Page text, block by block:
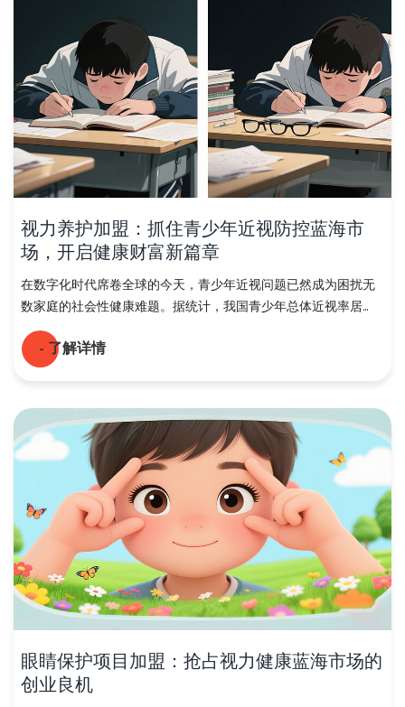
视力养护加盟：抓住青少年近视防控蓝海市
场，开启健康财富新篇章
在数字化时代席卷全球的今天，青少年近视问题已然成为困扰无
数家庭的社会性健康难题。据统计，我国青少年总体近视率居...
- 了解详情
眼睛保护项目加盟：抢占视力健康蓝海市场的
创业良机